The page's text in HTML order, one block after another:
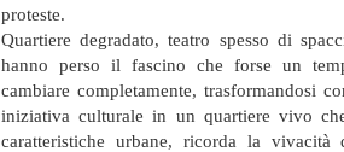
proteste.
Quartiere degradato, teatro spesso di
hanno perso il fascino che forse un
cambiare completamente, trasformandosi
iniziativa culturale in un quartiere vivo
caratteristiche urbane, ricorda la